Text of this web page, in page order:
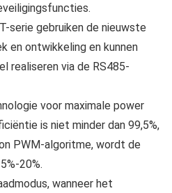
serie gebruiken de nieuwste
en ontwikkeling en kunnen
realiseren via de RS485-
voor maximale power
is niet minder dan 99,5%,
PWM-algoritme, wordt de
20%.
wanneer het